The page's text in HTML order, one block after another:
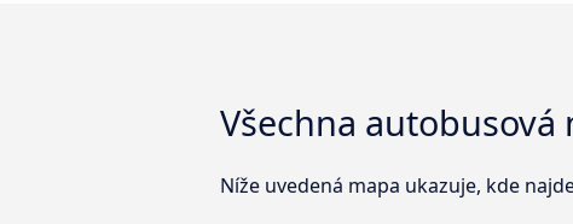
Všechna autobusová
Níže uvedená mapa ukazuje, kde